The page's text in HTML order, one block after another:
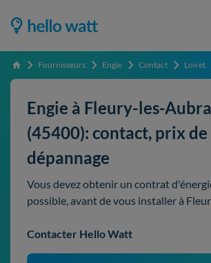
Accueil Fournisseurs Engie Contact Loiret
Engie à Fleury-les-
(45400): contact, prix de
dépannage
Vous devez obtenir un contrat
possible, avant de vous installer à
Contacter Hello Watt